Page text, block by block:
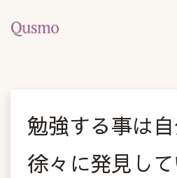
勉強する事は
徐々に発見し